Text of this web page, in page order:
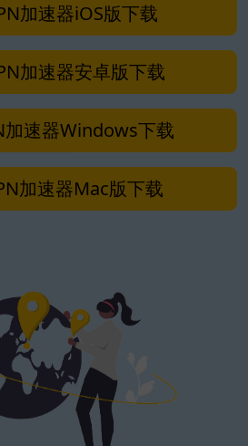
加速器iOS版下载
加速器安卓版下载
加速器Windows下载
加速器Mac版下载